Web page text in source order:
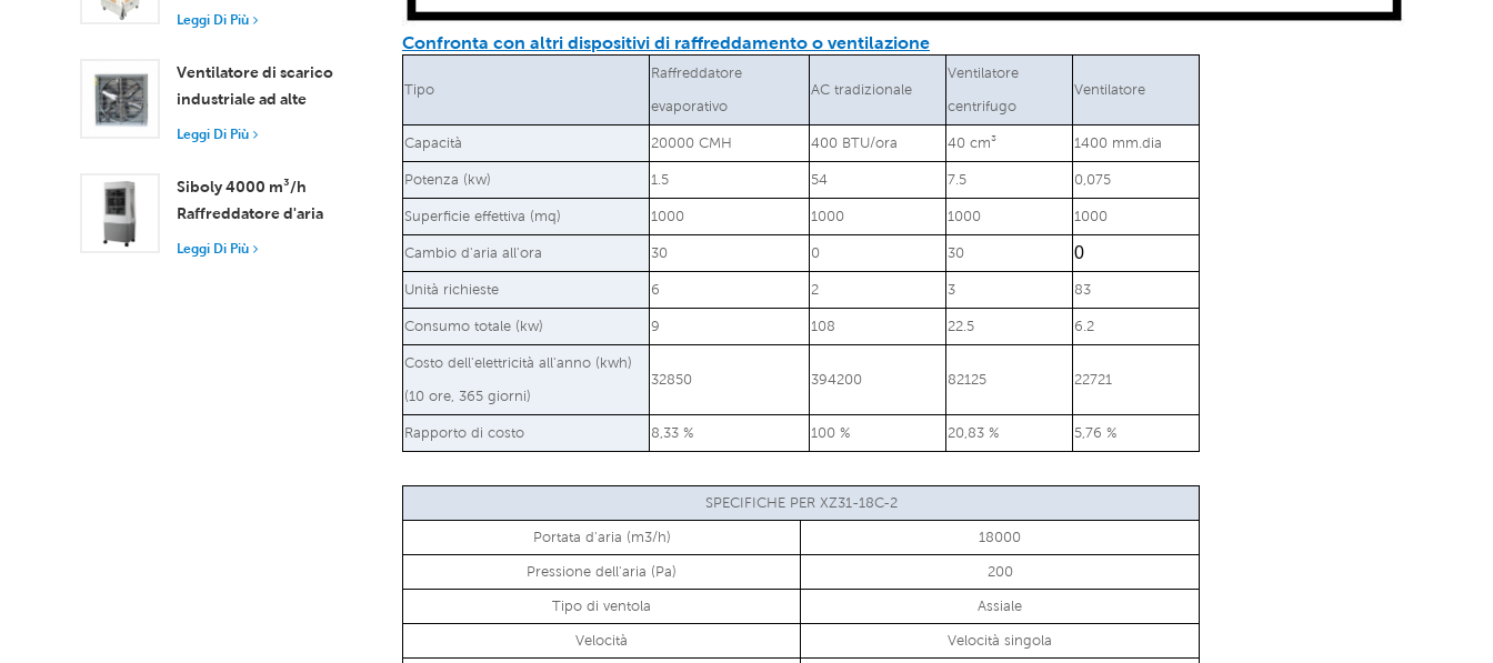
con ruote e
d'aria 18000 m³/h
Leggi Di Più
Ventilatore di scarico
industriale ad alte
prestazioni con flusso
per una ventilazione
superiore
Leggi Di Più
Siboly 4000 m³/h
Raffreddatore d'aria
portatile industriale
Leggi Di Più
Confronta con altri dispositivi di raffreddamento o ventilazione
Tipo
Raffreddatore
evaporativo
AC tradizionale
Ventilatore
centrifugo
Ventilatore
Capacità 20000 CMH 400 BTU/ora 40 cm³ 1400 mm.dia
Potenza (kw) 1.5 54 7.5 0,075
Superficie effettiva (mq) 1000 1000 1000 1000
Cambio d'aria all'ora 30 0 30 0
Unità richieste 6 2 3 83
Consumo totale (kw) 9 108 22.5 6.2
Costo dell'elettricità all'anno (kwh)
(10 ore, 365 giorni)
32850 394200 82125 22721
Rapporto di costo 8,33 % 100 % 20,83 % 5,76 %
SPECIFICHE PER XZ31-18C-2
Portata d'aria (m3/h) 18000
Pressione dell'aria (Pa) 200
Tipo di ventola Assiale
Velocità Velocità singola